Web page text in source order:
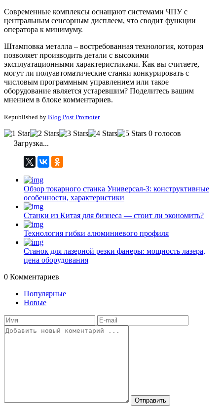
Современные комплексы оснащают системами ЧПУ с
центральным сенсорным дисплеем, что сводит функции
оператора к минимуму.
Штамповка металла – востребованная технология, которая
позволяет производить детали с высокими
эксплуатационными характеристиками. Как вы считаете,
могут ли полуавтоматические станки конкурировать с
числовым программным управлением или такое
оборудование является устаревшим? Поделитесь вашим
мнением в блоке комментариев.
Republished by Blog Post Promoter
0 голосов
Загрузка...
Обзор токарного станка Универсал-3: конструктивные
особенности, характеристики
Станки из Китая для бизнеса — стоит ли экономить?
Технология гибки алюминиевого профиля
Станок для лазерной резки фанеры: мощность лазера,
цена оборудования
0 Комментариев
Популярные
Новые
Отправить